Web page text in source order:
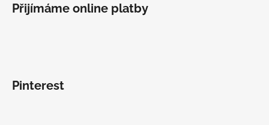
Přijímáme online platby
Pinterest